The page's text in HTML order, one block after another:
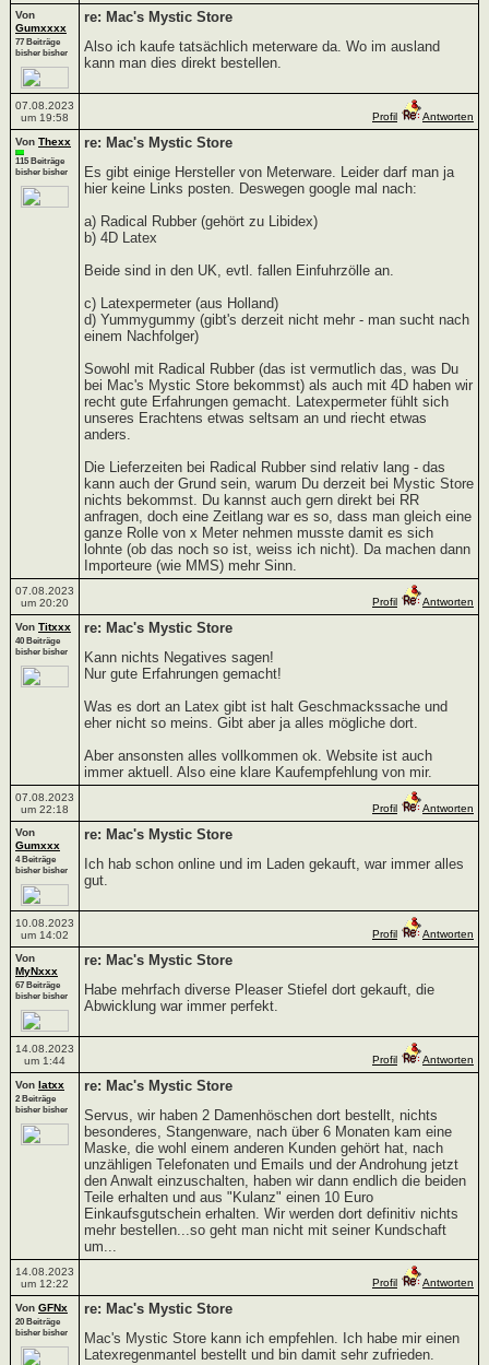
Von
Gumxxxx
77 Beiträge
bisher bisher
re: Mac's Mystic Store
Also ich kaufe tatsächlich meterware da. Wo im ausland
kann man dies direkt bestellen.
07.08.2023
um 19:58
Profil Antworten
Von Thexx
115 Beiträge
bisher bisher
re: Mac's Mystic Store
Es gibt einige Hersteller von Meterware. Leider darf man ja
hier keine Links posten. Deswegen google mal nach:
a) Radical Rubber (gehört zu Libidex)
b) 4D Latex
Beide sind in den UK, evtl. fallen Einfuhrzölle an.
c) Latexpermeter (aus Holland)
d) Yummygummy (gibt's derzeit nicht mehr - man sucht nach
einem Nachfolger)
Sowohl mit Radical Rubber (das ist vermutlich das, was Du
bei Mac's Mystic Store bekommst) als auch mit 4D haben wir
recht gute Erfahrungen gemacht. Latexpermeter fühlt sich
unseres Erachtens etwas seltsam an und riecht etwas
anders.
Die Lieferzeiten bei Radical Rubber sind relativ lang - das
kann auch der Grund sein, warum Du derzeit bei Mystic Store
nichts bekommst. Du kannst auch gern direkt bei RR
anfragen, doch eine Zeitlang war es so, dass man gleich eine
ganze Rolle von x Meter nehmen musste damit es sich
lohnte (ob das noch so ist, weiss ich nicht). Da machen dann
Importeure (wie MMS) mehr Sinn.
07.08.2023
um 20:20
Profil Antworten
Von Titxxx
40 Beiträge
bisher bisher
re: Mac's Mystic Store
Kann nichts Negatives sagen!
Nur gute Erfahrungen gemacht!
Was es dort an Latex gibt ist halt Geschmackssache und
eher nicht so meins. Gibt aber ja alles mögliche dort.
Aber ansonsten alles vollkommen ok. Website ist auch
immer aktuell. Also eine klare Kaufempfehlung von mir.
07.08.2023
um 22:18
Profil
Antworten
Von
Gumxxx
4 Beiträge
bisher bisher
re: Mac's Mystic Store
Ich hab schon online und im Laden gekauft, war immer alles
gut.
10.08.2023
um 14:02
Profil
Antworten
Von
MyNxxx
67 Beiträge
bisher bisher
re: Mac's Mystic Store
Habe mehrfach diverse Pleaser Stiefel dort gekauft, die
Abwicklung war immer perfekt.
14.08.2023
um 1:44
Profil Antworten
Von latxx
2 Beiträge
bisher bisher
re: Mac's Mystic Store
Servus, wir haben 2 Damenhöschen dort bestellt, nichts
besonderes, Stangenware, nach über 6 Monaten kam eine
Maske, die wohl einem anderen Kunden gehört hat, nach
unzähligen Telefonaten und Emails und der Androhung jetzt
den Anwalt einzuschalten, haben wir dann endlich die beiden
Teile erhalten und aus "Kulanz" einen 10 Euro
Einkaufsgutschein erhalten. Wir werden dort definitiv nichts
mehr bestellen...so geht man nicht mit seiner Kundschaft
um...
14.08.2023
um 12:22
Profil Antworten
Von GFNx
20 Beiträge
bisher bisher
re: Mac's Mystic Store
Mac's Mystic Store kann ich empfehlen. Ich habe mir einen
Latexregenmantel bestellt und bin damit sehr zufrieden.